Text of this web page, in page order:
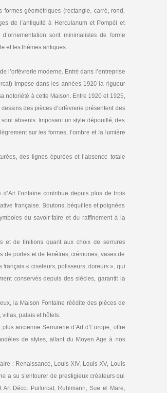
géométriques (rectangle, carré, rond,
de l’antiquité à Herculanum et Pompéi et
sont minimalistes de forme
et les thèmes antiques.
l’orfèvrerie moderne. Entré dans l’entreprise
impose dans les années 1920 la rigueur
notoriété à cette Maison. Entre 1920 et 1925,
des pièces d’orfèvrerie présentent des
absents. Imposant un style dépouillé, des
sur les formes, l’ombre et la lumière
des lignes épurées et l’absence totale
Fontaine contribue depuis plus de trois
française. Boutons, béquilles et poignées
du savoir-faire et du raffinement à la
et de finitions quant aux choix de serrures
de portes et de fenêtres, crémones, vases de
« ciseleurs, polisseurs, doreurs », qui
conservés depuis des siècles, garantit la
la Maison Fontaine réédite des pièces de
palais et hôtels.
ancienne Serrurerie d’Art d’Europe, offre
de styles, allant du Moyen Age à nos
: Renaissance, Louis XIV, Louis XV, Louis
a su s’entourer de prestigieux créateurs qui
Déco. Puiforcat, Ruhlmann, Sue et Mare,